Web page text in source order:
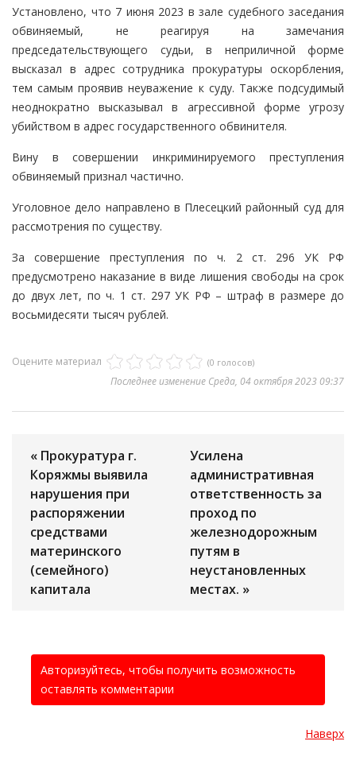
Установлено, что 7 июня 2023 в зале судебного заседания
обвиняемый, не реагируя на замечания
председательствующего судьи, в неприличной форме
высказал в адрес сотрудника прокуратуры оскорбления,
тем самым проявив неуважение к суду. Также подсудимый
неоднократно высказывал в агрессивной форме угрозу
убийством в адрес государственного обвинителя.
Вину в совершении инкриминируемого преступления
обвиняемый признал частично.
Уголовное дело направлено в Плесецкий районный суд для
рассмотрения по существу.
За совершение преступления по ч. 2 ст. 296 УК РФ
предусмотрено наказание в виде лишения свободы на срок
до двух лет, по ч. 1 ст. 297 УК РФ – штраф в размере до
восьмидесяти тысяч рублей.
Оцените материал (0 голосов)
Последнее изменение Среда, 04 октября 2023 09:37
« Прокуратура г.
Коряжмы выявила
нарушения при
распоряжении
средствами
материнского
(семейного)
капитала
Усилена
административная
ответственность за
проход по
железнодорожным
путям в
неустановленных
местах. »
Авторизуйтесь, чтобы получить возможность
оставлять комментарии
Наверх